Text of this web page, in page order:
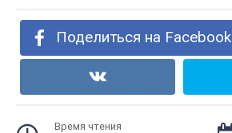
Поделиться на Facebook
Время чтения